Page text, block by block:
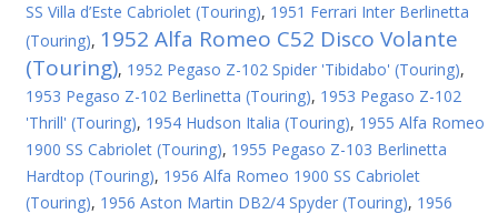
SS Villa d’Este Cabriolet (Touring), 1951 Ferrari Inter Berlinetta
(Touring), 1952 Alfa Romeo C52 Disco Volante
(Touring), 1952 Pegaso Z-102 Spider 'Tibidabo' (Touring),
1953 Pegaso Z-102 Berlinetta (Touring), 1953 Pegaso Z-102
'Thrill' (Touring), 1954 Hudson Italia (Touring), 1955 Alfa Romeo
1900 SS Cabriolet (Touring), 1955 Pegaso Z-103 Berlinetta
Hardtop (Touring), 1956 Alfa Romeo 1900 SS Cabriolet
(Touring), 1956 Aston Martin DB2/4 Spyder (Touring), 1956